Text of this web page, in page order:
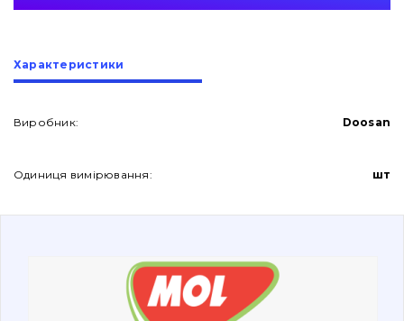
Про нас
Контакти
Вакансії
Фільтри та мастильні матеріали
Характеристики
Виробник: Doosan
Одиниця вимірювання: шт